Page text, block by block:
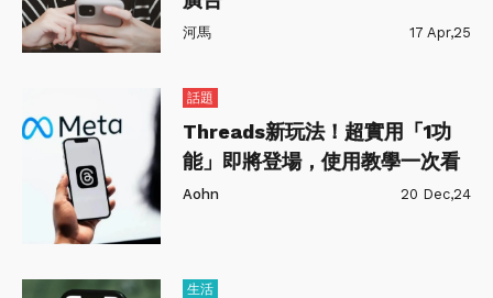
河馬 17 Apr,25
話題
Threads新玩法！超實用「1功
能」即將登場，使用教學一次看
Aohn 20 Dec,24
生活